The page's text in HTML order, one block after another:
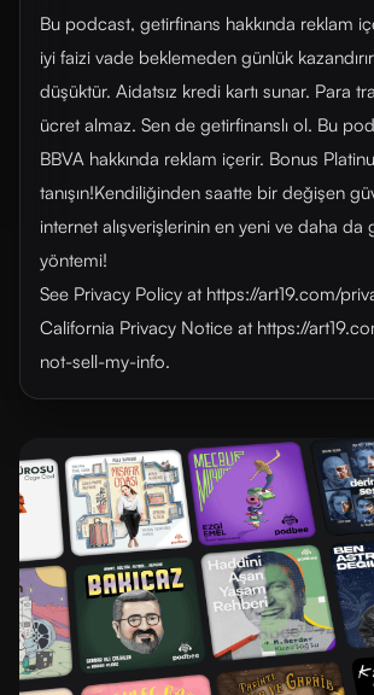
Bu podcast, getirfinans hakkında reklam
iyi faizi vade beklemeden günlük
düşüktür. Aidatsız kredi kartı sunar. Para
ücret almaz. Sen de getirfinanslı ol. Bu
BBVA hakkında reklam içerir. Bonus
tanışın!Kendiliğinden saatte bir değişen
internet alışverişlerinin en yeni ve daha
yöntemi!
See Privacy Policy at https://art19.com/
California Privacy Notice at https://
not-sell-my-info.